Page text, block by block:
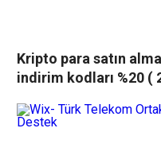
Kripto para satın
indirim kodları %20 (